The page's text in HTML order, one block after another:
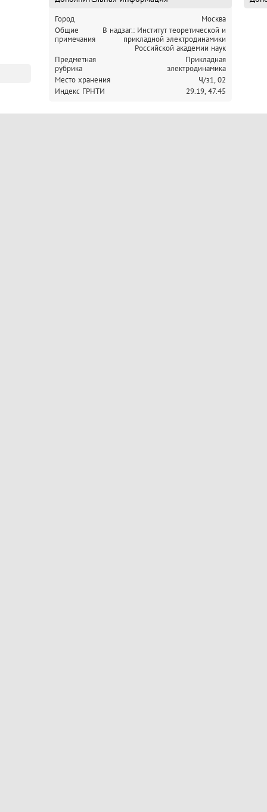
Город
Москва
Общие
примечания
В надзаг.: Институт теоретической и
прикладной электродинамики
Российской академии наук
Предметная
рубрика
Прикладная
электродинамика
Место хранения
Ч/з1, 02
Индекс ГРНТИ
29.19, 47.45